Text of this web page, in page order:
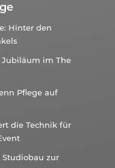
Hinter den
Jubiläum im The
Pflege auf
die Technik für
Studiobau zur